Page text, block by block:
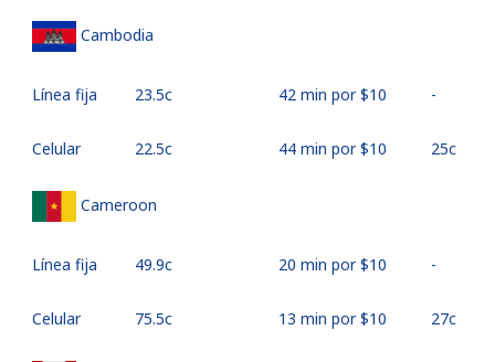
Cambodia
Línea fija ⁦23.5c⁩ 42 min por ⁦$10⁩ -
Celular ⁦22.5c⁩ 44 min por ⁦$10⁩ ⁦25c⁩
Cameroon
Línea fija ⁦49.9c⁩ 20 min por ⁦$10⁩ -
Celular ⁦75.5c⁩ 13 min por ⁦$10⁩ ⁦27c⁩